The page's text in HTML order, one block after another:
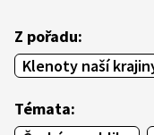
Z pořadu:
Klenoty naší
Témata: